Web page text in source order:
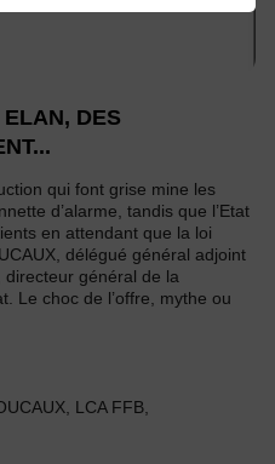
DES
qui font grise mine les
d’alarme, tandis que l’Etat
en attendant que la loi
délégué général adjoint
directeur général de la
Le choc de l’offre, mythe ou
LCA FFB,